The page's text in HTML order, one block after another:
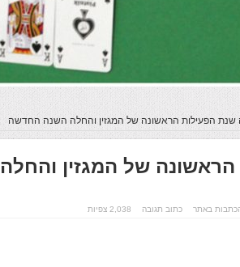
שנת הפעילות הראשונה של המגזין והחלה השנה החדשה
של המגזין והחלה
באתר כתוב תגובה 2,038 צפיות